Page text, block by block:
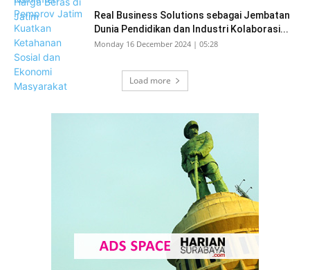
Real Business Solutions sebagai Jembatan
Dunia Pendidikan dan Industri Kolaborasi...
Monday 16 December 2024 | 05:28
Load more